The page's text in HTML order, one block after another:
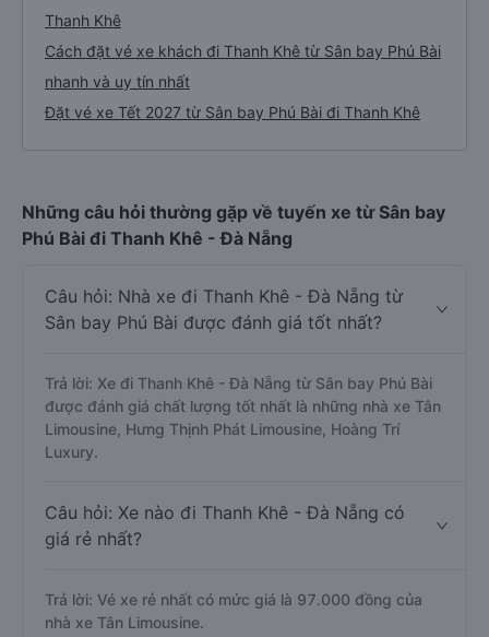
Thanh Khê
Cách đặt vé xe khách đi Thanh Khê từ Sân bay Phú Bài
nhanh và uy tín nhất
Đặt vé xe Tết 2027 từ Sân bay Phú Bài đi Thanh Khê
Những câu hỏi thường gặp về tuyến xe từ Sân bay
Phú Bài đi Thanh Khê - Đà Nẵng
Câu hỏi: Nhà xe đi Thanh Khê - Đà Nẵng từ
Sân bay Phú Bài được đánh giá tốt nhất?
Trả lời: Xe đi Thanh Khê - Đà Nẵng từ Sân bay Phú Bài
được đánh giá chất lượng tốt nhất là những nhà xe Tân
Limousine, Hưng Thịnh Phát Limousine, Hoàng Trí
Luxury.
Câu hỏi: Xe nào đi Thanh Khê - Đà Nẵng có
giá rẻ nhất?
Trả lời: Vé xe rẻ nhất có mức giá là 97.000 đồng của
nhà xe Tân Limousine.